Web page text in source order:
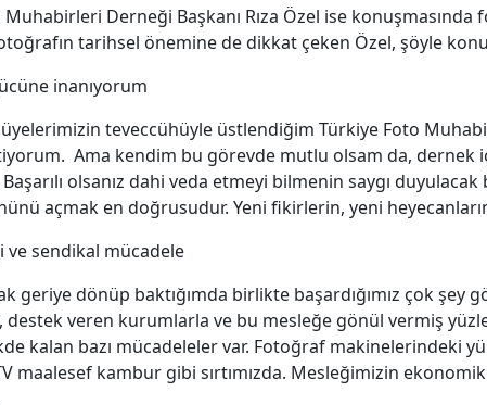
Derneği Başkanı Rıza Özel ise
tarihsel önemine de dikkat çeken Özel, şöyle
inanıyorum
üyelerimizin teveccühüyle üstlendiğim Türkiye Foto
Ama kendim bu görevde mutlu olsam da,
olsanız dahi veda etmeyi bilmenin saygı
açmak en doğrusudur. Yeni fikirlerin, yeni
ve sendikal mücadele
geriye dönüp baktığımda birlikte başardığımız çok şey
destek veren kurumlarla ve bu mesleğe gönül vermiş
kalan bazı mücadeleler var. Fotoğraf makinelerindeki
maalesef kambur gibi sırtımızda. Mesleğimizin